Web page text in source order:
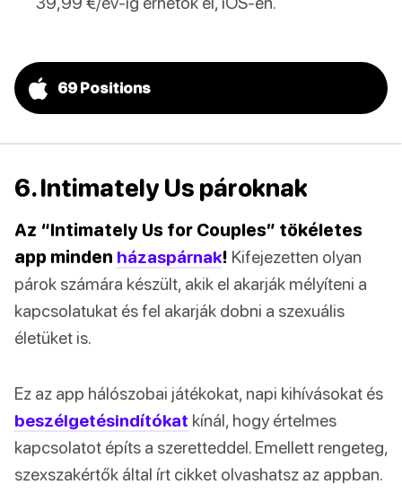
69 Positions
6. Intimately Us pároknak
Az “Intimately Us for Couples” tökéletes
app minden házaspárnak! Kifejezetten olyan
párok számára készült, akik el akarják mélyíteni a
kapcsolatukat és fel akarják dobni a szexuális
életüket is.
Ez az app hálószobai játékokat, napi kihívásokat és
beszélgetésindítókat kínál, hogy értelmes
kapcsolatot építs a szeretteddel. Emellett rengeteg,
szexszakértők által írt cikket olvashatsz az appban.